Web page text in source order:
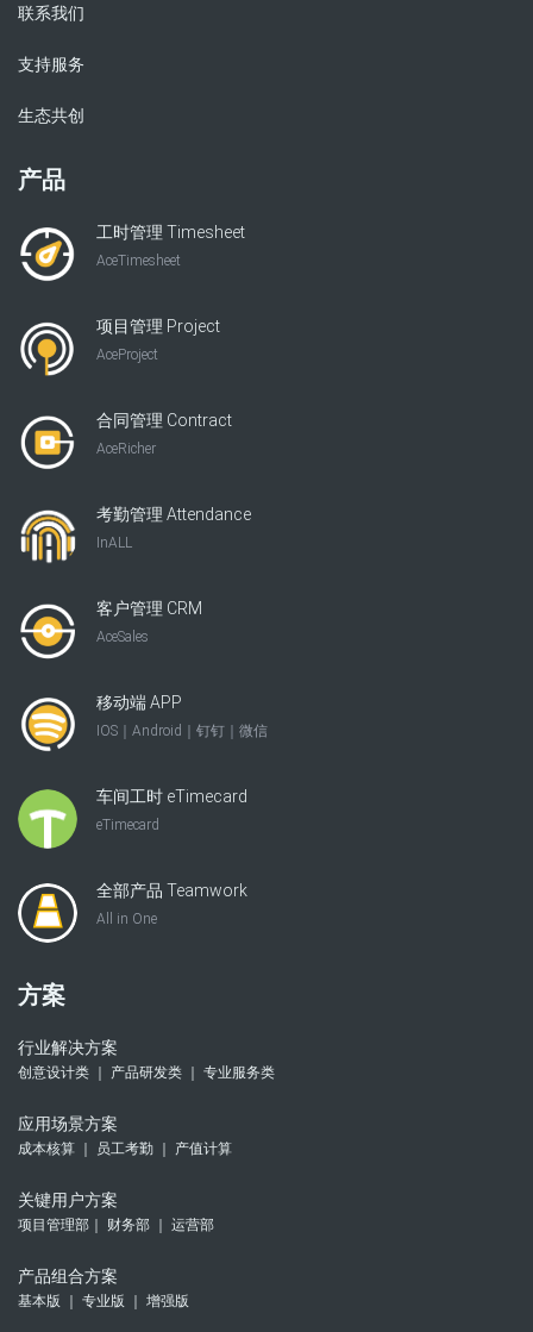
联系我们
支持服务
生态共创
产品
工时管理 Timesheet
AceTimesheet
项目管理 Project
AceProject
合同管理 Contract
AceRicher
考勤管理 Attendance
InALL
客户管理 CRM
AceSales
移动端 APP
IOS｜Android｜钉钉｜微信
车间工时 eTimecard
eTimecard
全部产品 Teamwork
All in One
方案
行业解决方案
创意设计类 ｜ 产品研发类 ｜ 专业服务类
应用场景方案
成本核算 ｜ 员工考勤 ｜ 产值计算
关键用户方案
项目管理部｜ 财务部 ｜ 运营部
产品组合方案
基本版 ｜ 专业版 ｜ 增强版